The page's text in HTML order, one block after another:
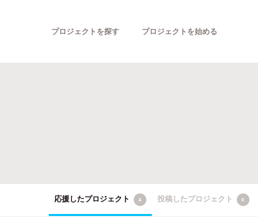
プロジェクトを探す プロジェクトを始める
応援したプロジェクト 4 投稿したプロジェクト 0